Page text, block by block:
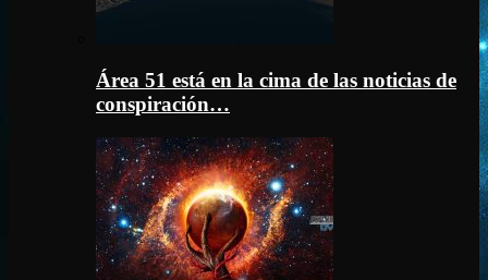
Área 51 está en la cima de las noticias de
conspiración…